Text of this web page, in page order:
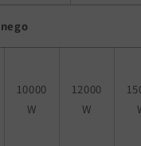
10000
W
12000
W